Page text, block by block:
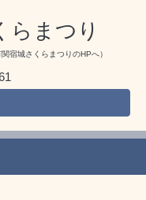
らまつり
城さくらまつりのHPへ）